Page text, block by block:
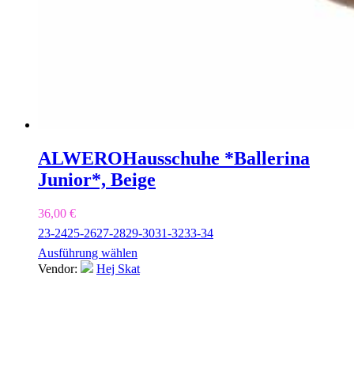
ALWEROHausschuhe *Ballerina
Junior*, Beige
36,00 €
23-2425-2627-2829-3031-3233-34
Ausführung wählen
Vendor:
Hej Skat